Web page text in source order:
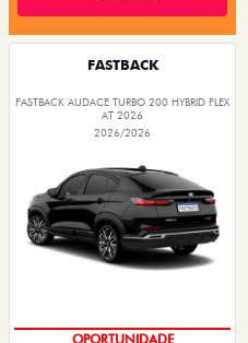
FASTBACK
FASTBACK AUDACE TURBO 200 HYBRID FLEX
AT 2026
2026/2026
OPORTUNIDADE